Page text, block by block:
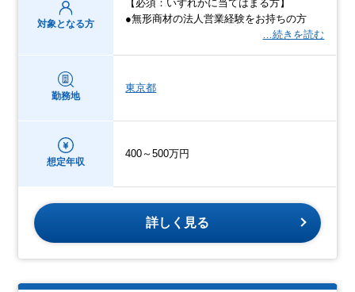
対象となる方
【必須：いずれかに当てはまる方】
●無形商材の法人営業経験をお持ちの方
…続きを読む
勤務地
東京都
想定年収
400～500万円
詳しく見る